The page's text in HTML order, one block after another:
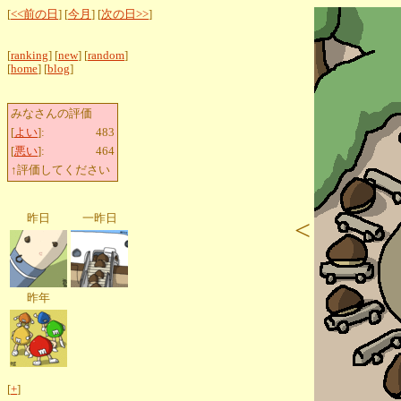
[<<前の日 ] [今月 ] [次の日>>]
[ranking] [new] [random]
[home] [blog]
みなさんの評価
[よい]:
483
[悪い]:
464
↑評価してください
昨日 一昨日
昨年
[+]
<